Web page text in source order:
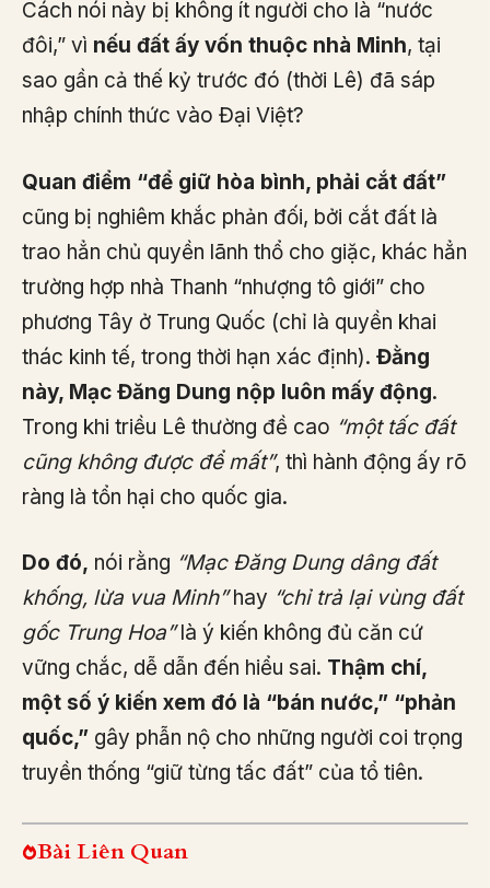
Cách nói này bị không ít người cho là “nước
đôi,” vì nếu đất ấy vốn thuộc nhà Minh, tại
sao gần cả thế kỷ trước đó (thời Lê) đã sáp
nhập chính thức vào Đại Việt?
Quan điểm “để giữ hòa bình, phải cắt đất”
cũng bị nghiêm khắc phản đối, bởi cắt đất là
trao hẳn chủ quyền lãnh thổ cho giặc, khác hẳn
trường hợp nhà Thanh “nhượng tô giới” cho
phương Tây ở Trung Quốc (chỉ là quyền khai
thác kinh tế, trong thời hạn xác định). Đằng
này, Mạc Đăng Dung nộp luôn mấy động.
Trong khi triều Lê thường đề cao “một tấc đất
cũng không được để mất”, thì hành động ấy rõ
ràng là tổn hại cho quốc gia.
Do đó, nói rằng “Mạc Đăng Dung dâng đất
khống, lừa vua Minh”hay “chỉ trả lại vùng đất
gốc Trung Hoa”là ý kiến không đủ căn cứ
vững chắc, dễ dẫn đến hiểu sai. Thậm chí,
một số ý kiến xem đó là “bán nước,” “phản
quốc,” gây phẫn nộ cho những người coi trọng
truyền thống “giữ từng tấc đất” của tổ tiên.
Bài Liên Quan